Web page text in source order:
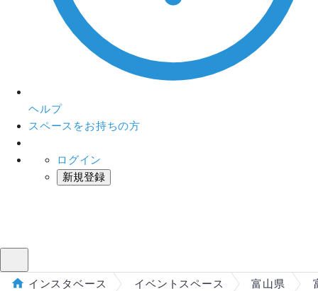
ヘルプ
スペースをお持ちの方
ログイン
新規登録
インスタベース イベントスペース 富山県